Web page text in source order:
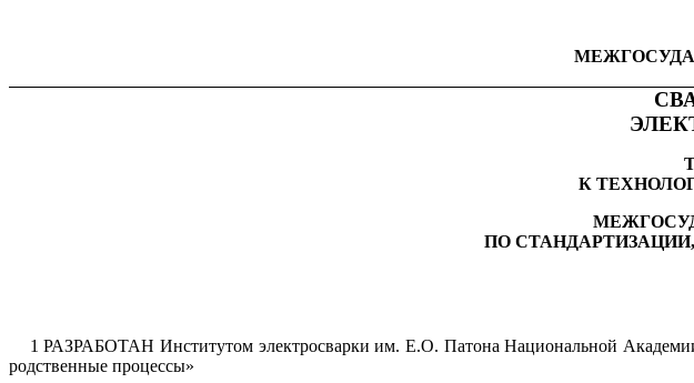
К
ПО
1 РАЗРАБОТАН Институтом электросварки им. Е.О. Патона Национальной
родственные процессы»